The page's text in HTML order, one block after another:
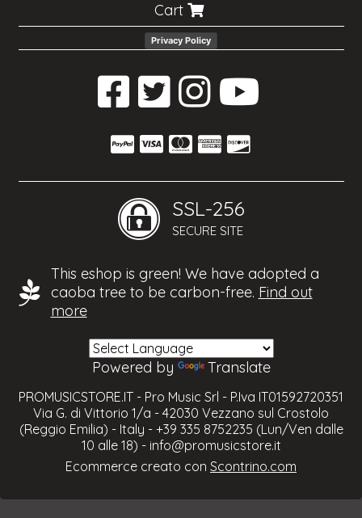
Cart
Privacy Policy
SSL-256
SECURE SITE
This eshop is green! We have adopted a
caoba tree to be carbon-free. Find out
more
Powered by Translate
PROMUSICSTORE.IT - Pro Music Srl - P.Iva IT01592720351
Via G. di Vittorio 1/a - 42030 Vezzano sul Crostolo
(Reggio Emilia) - Italy - +39 335 8752235 (Lun/Ven dalle
10 alle 18) - info@promusicstore.it
Ecommerce creato con Scontrino.com